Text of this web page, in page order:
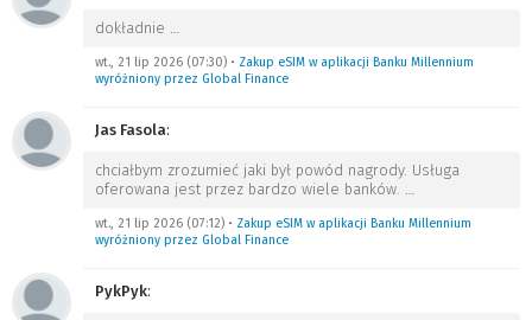
dokładnie …
wt., 21 lip 2026 (07:30) • Zakup eSIM w aplikacji Banku Millennium
wyróżniony przez Global Finance
Jas Fasola:
chciałbym zrozumieć jaki był powód nagrody. Usługa
oferowana jest przez bardzo wiele banków. …
wt., 21 lip 2026 (07:12) • Zakup eSIM w aplikacji Banku Millennium
wyróżniony przez Global Finance
PykPyk: